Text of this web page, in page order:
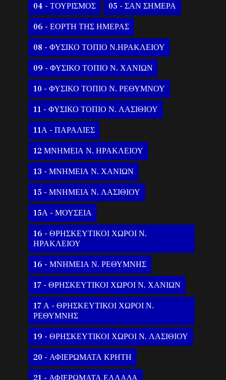
04 - ΤΟΥΡΙΣΜΟΣ 05 - ΣΑΝ ΣΗΜΕΡΑ
06 - ΕΟΡΤΗ ΤΗΣ ΗΜΕΡΑΣ
08 - ΦΥΣΙΚΟ ΤΟΠΙΟ Ν.ΗΡΑΚΛΕΙΟΥ
09 - ΦΥΣΙΚΟ ΤΟΠΙΟ Ν. ΧΑΝΙΩΝ
10 - ΦΥΣΙΚΟ ΤΟΠΙΟ Ν. ΡΕΘΥΜΝΟΥ
11 - ΦΥΣΙΚΟ ΤΟΠΙΟ Ν. ΛΑΣΙΘΙΟΥ
11Α - ΠΑΡΑΛΙΕΣ
12 ΜΝΗΜΕΙΑ Ν. ΗΡΑΚΛΕΙΟΥ
13 - ΜΝΗΜΕΙΑ Ν. ΧΑΝΙΩΝ
15 - ΜΝΗΜΕΙΑ Ν. ΛΑΣΙΘΙΟΥ
15Α - ΜΟΥΣΕΙΑ
16 - ΘΡΗΣΚΕΥΤΙΚΟΙ ΧΩΡΟΙ Ν.
ΗΡΑΚΛΕΙΟΥ
16 - ΜΝΗΜΕΙΑ Ν. ΡΕΘΥΜΝΗΣ
17 - ΘΡΗΣΚΕΥΤΙΚΟΙ ΧΩΡΟΙ Ν. ΧΑΝΙΩΝ
17 Α - ΘΡΗΣΚΕΥΤΙΚΟΙ ΧΩΡΟΙ Ν.
ΡΕΘΥΜΝΗΣ
19 - ΘΡΗΣΚΕΥΤΙΚΟΙ ΧΩΡΟΙ Ν. ΛΑΣΙΘΙΟΥ
20 - ΑΦΙΕΡΩΜΑΤΑ ΚΡΗΤΗ